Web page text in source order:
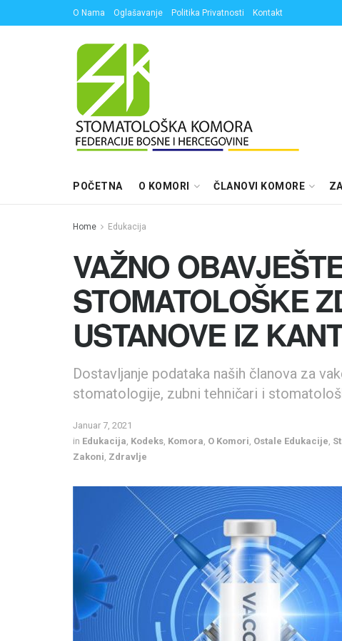
O Nama Oglašavanje Politika Privatnosti Kontakt
POČETNA O KOMORI ČLANOVI KOMORE
Home Edukacija
VAŽNO
STOMATOLOŠKE
USTANOVE IZ
Dostavljanje podataka naših članova za
stomatologije, zubni tehničari i
Januar 7, 2021
in Edukacija Kodeks Komora O Komori Ostale Edukacije
Zakoni Zdravlje